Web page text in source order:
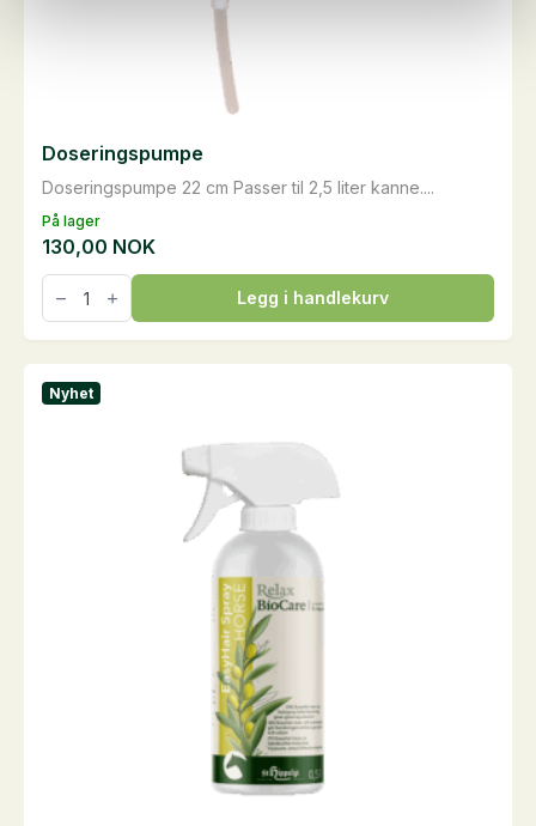
På lager
Doseringspumpe 22 cm Passer til 2,5 liter kanne....
Doseringspumpe
130,00 NOK
Doseringspumpe
antall
Legg i handlekurv
Nyhet